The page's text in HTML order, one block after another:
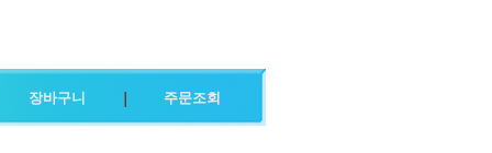
장바구니 주문조회